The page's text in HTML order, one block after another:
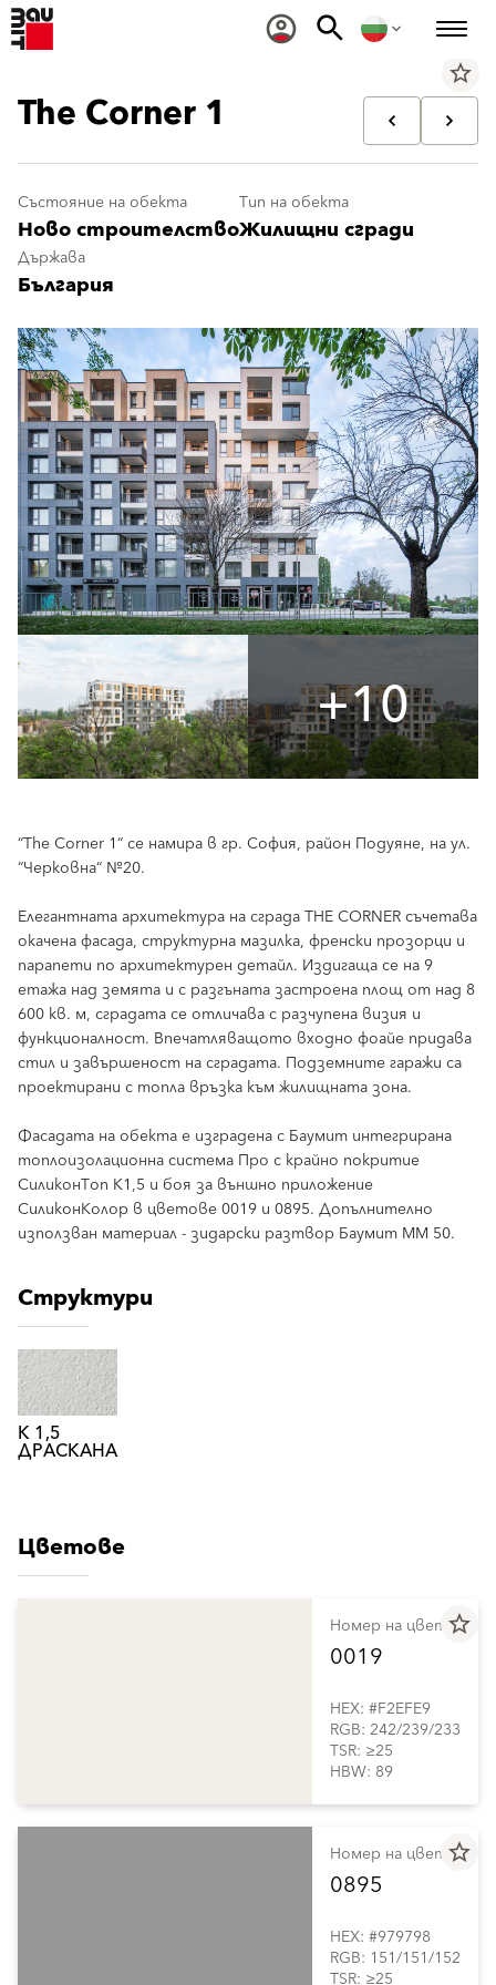
star_border
The Corner 1
Състояние на обекта
Ново строителство
Тип на обекта
Жилищни сгради
Държава
България
+10
“The Corner 1“ се намира в гр. София, район Подуяне, на ул.
“Черковна“ №20.
Елегантната архитектура на сграда THE CORNER съчетава
окачена фасада, структурна мазилка, френски прозорци и
парапети по архитектурен детайл. Издигаща се на 9
етажа над земята и с разгъната застроена площ от над 8
600 кв. м, сградата се отличава с разчупена визия и
функционалност. Впечатляващото входно фоайе придава
стил и завършеност на сградата. Подземните гаражи са
проектирани с топла връзка към жилищната зона.
Фасадата на обекта е изградена с Баумит интегрирана
топлоизолационна система Про с крайно покритие
СиликонТоп К1,5 и боя за външно приложение
СиликонКолор в цветове 0019 и 0895. Допълнително
използван материал - зидарски разтвор Баумит ММ 50.
Структури
К 1,5
ДРАСКАНА
Цветове
star_border
Номер на цвета
0019
HEX: #F2EFE9
RGB: 242/239/233
TSR: ≥25
HBW: 89
star_border
Номер на цвета
0895
HEX: #979798
RGB: 151/151/152